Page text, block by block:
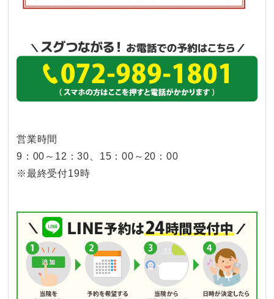
営業時間
9：00～12：30、15：00～20：00
※最終受付19時